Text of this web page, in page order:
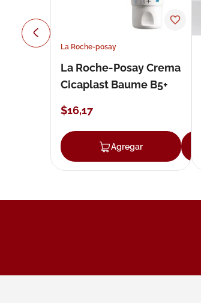
La Roche-posay
La Roche-Posay Crema
Cicaplast Baume B5+
$16,17
Agregar